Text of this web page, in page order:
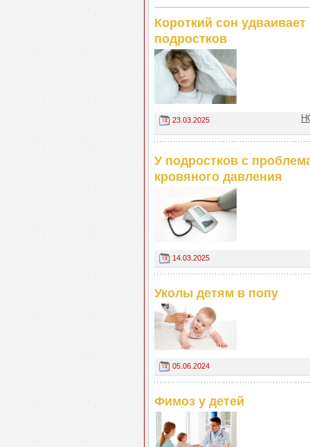
Короткий сон
подростков
23.03.2025
У подростков с
кровяного давления
14.03.2025
Уколы детям в попу
05.06.2024
Фимоз у детей